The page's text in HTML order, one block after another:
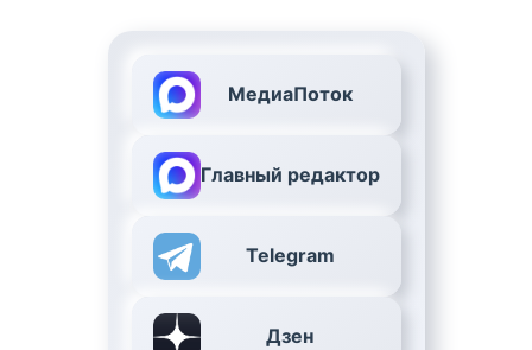
МедиаПоток
Главный редактор
Telegram
Дзен